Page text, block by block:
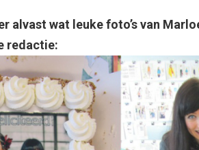
alvast wat leuke foto’s van
redactie: